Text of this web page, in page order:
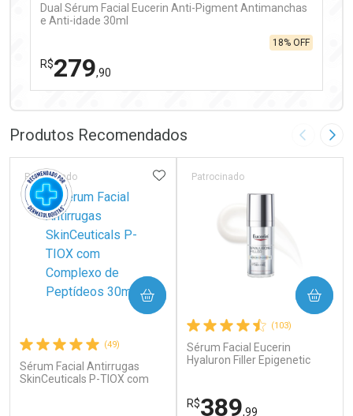
Dual Sérum Facial Eucerin Anti-Pigment Antimanchas
e Anti-idade 30ml
R$279,90
18% OFF
Laboratório
Ativar Desconto
Por R$ 279,90/cada
Por Menos
Por R$ 279,90/cada
Produtos Recomendados Imagem
(49)
Sérum Facial Antirrugas
SkinCeuticals P-TIOX com
Patrocinado ADICIONAR AOS FAVORITOS
COMPRAR
(103)
Sérum Facial Eucerin
Hyaluron Filler Epigenetic
Patrocinado
R$389,99
COMPRAR